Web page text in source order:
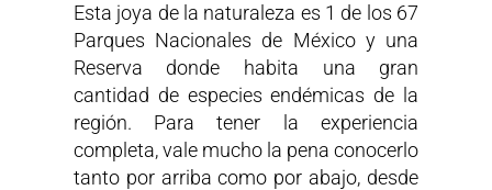
Esta joya de la naturaleza es 1 de los 67
Parques Nacionales de México y una
Reserva donde habita una gran
cantidad de especies endémicas de la
región. Para tener la experiencia
completa, vale mucho la pena conocerlo
tanto por arriba como por abajo, desde